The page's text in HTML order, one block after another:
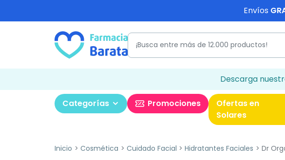
Envíos
Descarga
Categorías Promociones
Ofertas en
Solares
Inicio Cosmética Cuidado Facial Hidratantes Faciales Dr